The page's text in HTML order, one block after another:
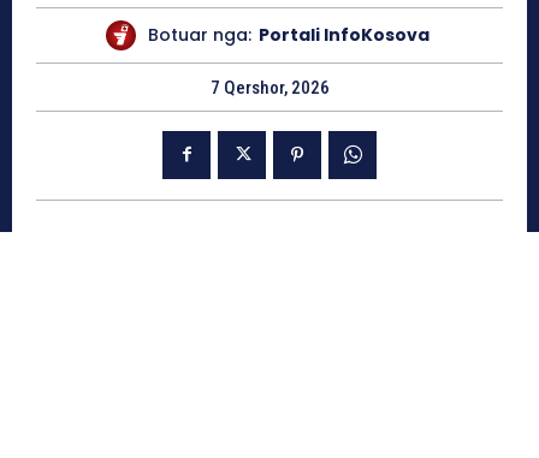
Botuar nga: Portali InfoKosova
7 Qershor, 2026